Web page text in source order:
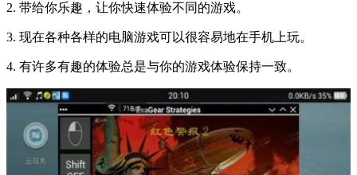
2. 带给你乐趣，让你快速体验不同的游戏。
3. 现在各种各样的电脑游戏可以很容易地在手机上玩。
4. 有许多有趣的体验总是与你的游戏体验保持一致。